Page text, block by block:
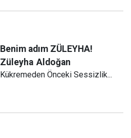
Benim adım ZÜLEYHA!
Züleyha Aldoğan
Kükremeden Önceki Sessizlik...